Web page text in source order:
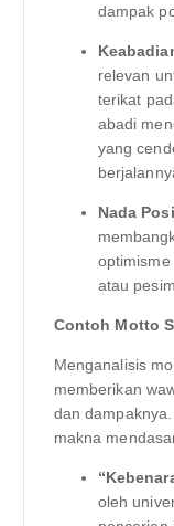
dampak
relevan
terikat
abadi
yang
Nada
atau
Contoh Motto
Menganalisis
memberikan
dan
makna
oleh